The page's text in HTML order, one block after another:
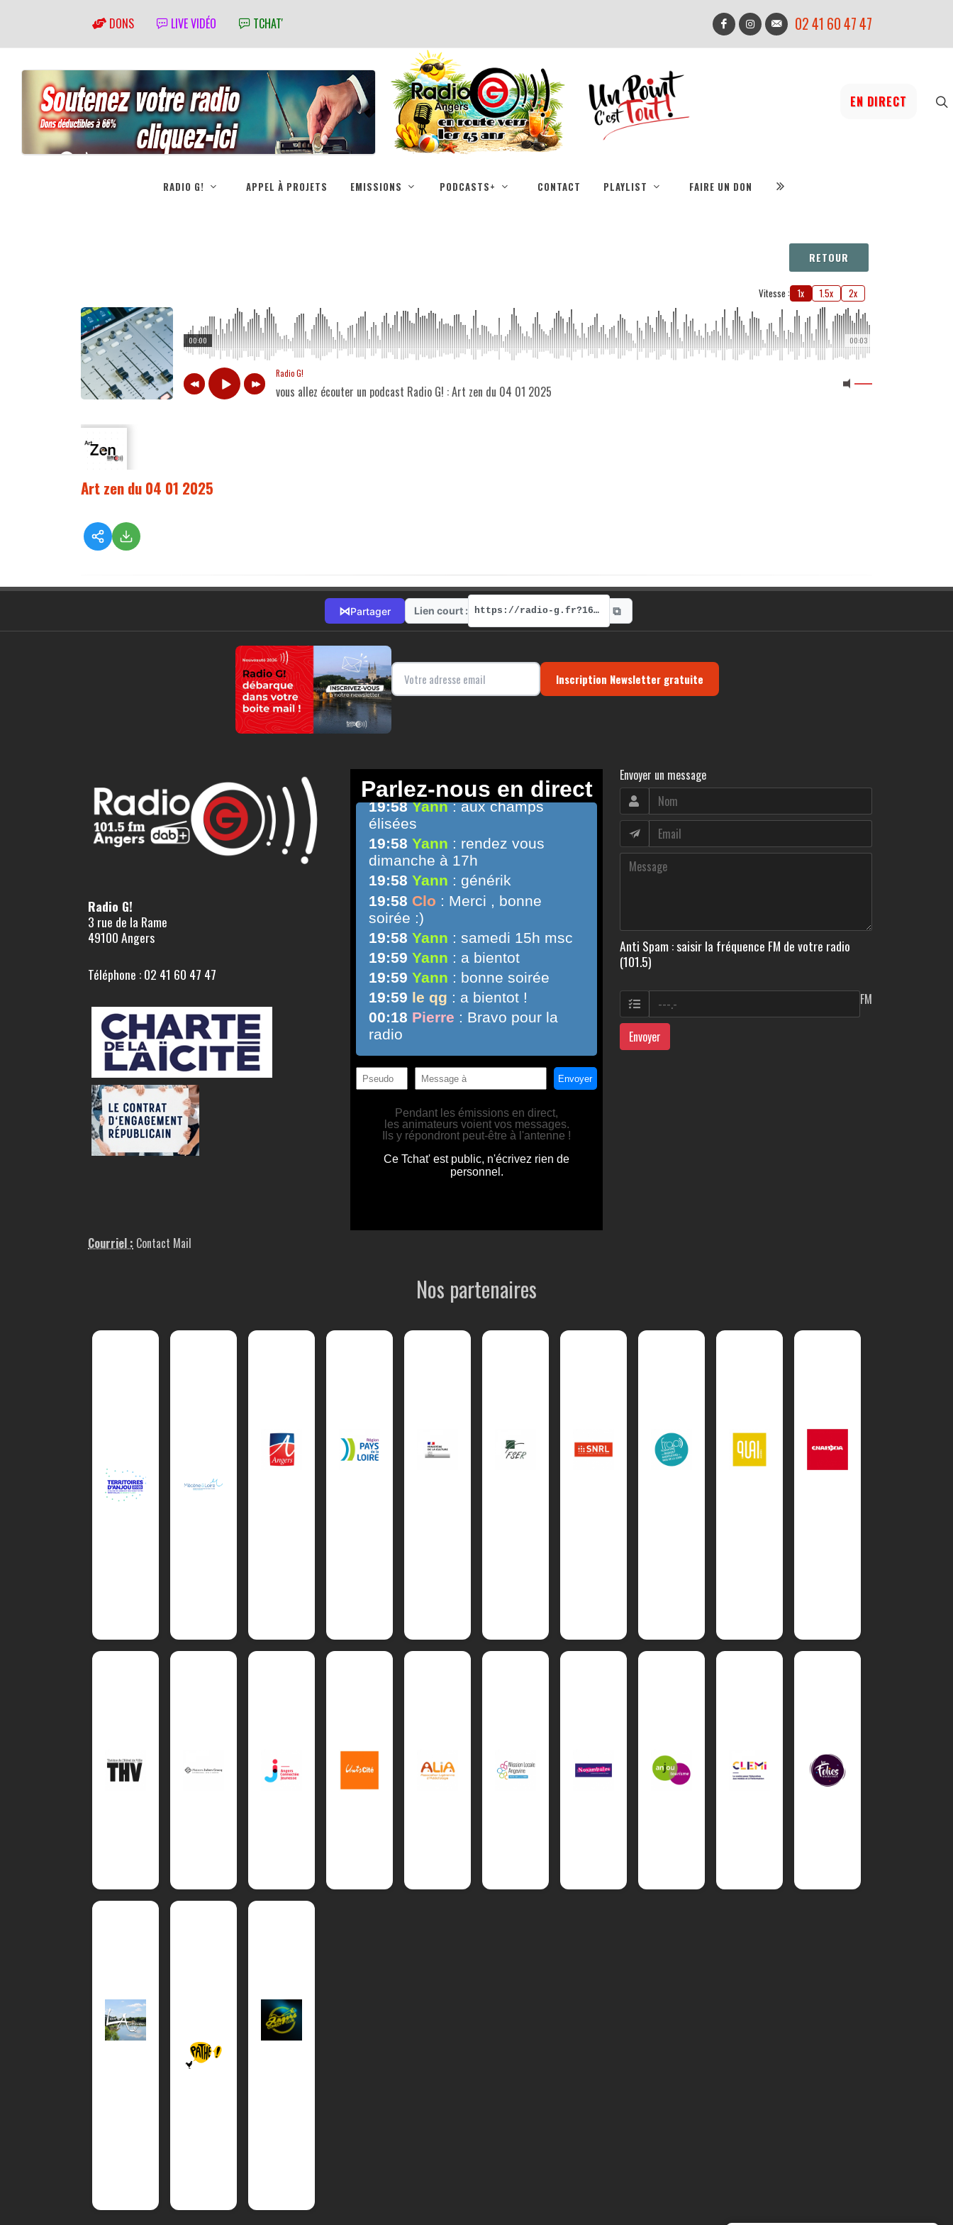
DONS LIVE VIDÉO TCHAT' 02 41 60 47 47
EN DIRECT
RADIO G! APPEL À PROJETS EMISSIONS PODCASTS+ CONTACT PLAYLIST FAIRE UN DON
RETOUR
Vitesse : 1x 1.5x 2x
00:03
00:00
Radio G!
vous allez écouter un podcast Radio G! : Art zen du 04 01 2025
Art zen du 04 01 2025
⋈Partager Lien court : https://radio-g.fr?16504 ⧉
Inscription Newsletter gratuite
Radio G!
3 rue de la Rame
49100 Angers
Téléphone : 02 41 60 47 47
Courriel : Contact Mail
Envoyer un message
Anti Spam : saisir la fréquence FM de votre radio
(101.5)
FM
Envoyer
Nos partenaires